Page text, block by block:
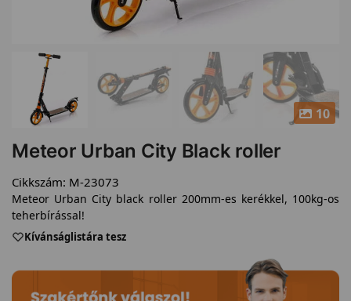
10
Meteor Urban City Black roller
Cikkszám: M-23073
Meteor Urban City black roller 200mm-es kerékkel, 100kg-os
teherbírással!
Kívánságlistára tesz